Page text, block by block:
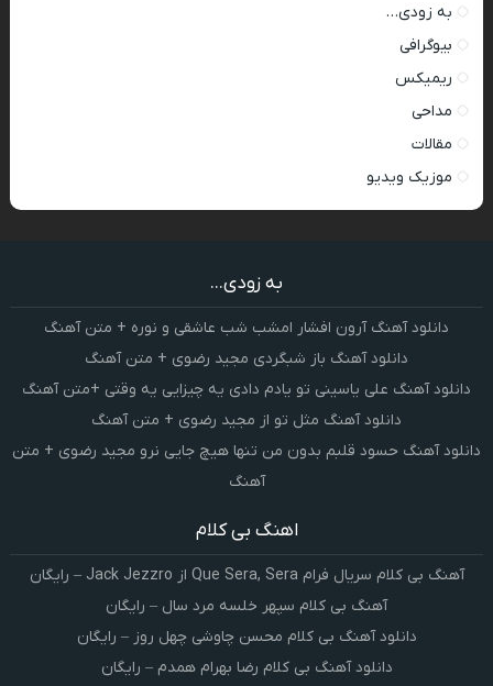
به زودی…
بیوگرافی
ریمیکس
مداحی
مقالات
موزیک ویدیو
به زودی...
دانلود آهنگ آرون افشار امشب شب عاشقی و نوره + متن آهنگ
دانلود آهنگ باز شبگردی مجید رضوی + متن آهنگ
دانلود آهنگ علی یاسینی تو یادم دادی یه چیزایی یه وقتی +متن آهنگ
دانلود آهنگ مثل تو از مجید رضوی + متن آهنگ
دانلود آهنگ حسود قلبم بدون من تنها هیچ جایی نرو مجید رضوی + متن
آهنگ
اهنگ بی کلام
آهنگ بی کلام سریال فرام Que Sera, Sera از Jack Jezzro – رایگان
آهنگ بی کلام سپهر خلسه مرد سال – رایگان
دانلود آهنگ بی کلام محسن چاوشی چهل روز – رایگان
دانلود آهنگ بی کلام رضا بهرام همدم – رایگان